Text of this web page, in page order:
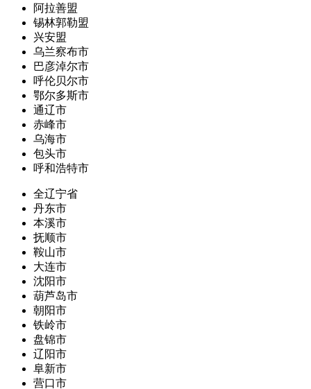
阿拉善盟
锡林郭勒盟
兴安盟
乌兰察布市
巴彦淖尔市
呼伦贝尔市
鄂尔多斯市
通辽市
赤峰市
乌海市
包头市
呼和浩特市
全辽宁省
丹东市
本溪市
抚顺市
鞍山市
大连市
沈阳市
葫芦岛市
朝阳市
铁岭市
盘锦市
辽阳市
阜新市
营口市